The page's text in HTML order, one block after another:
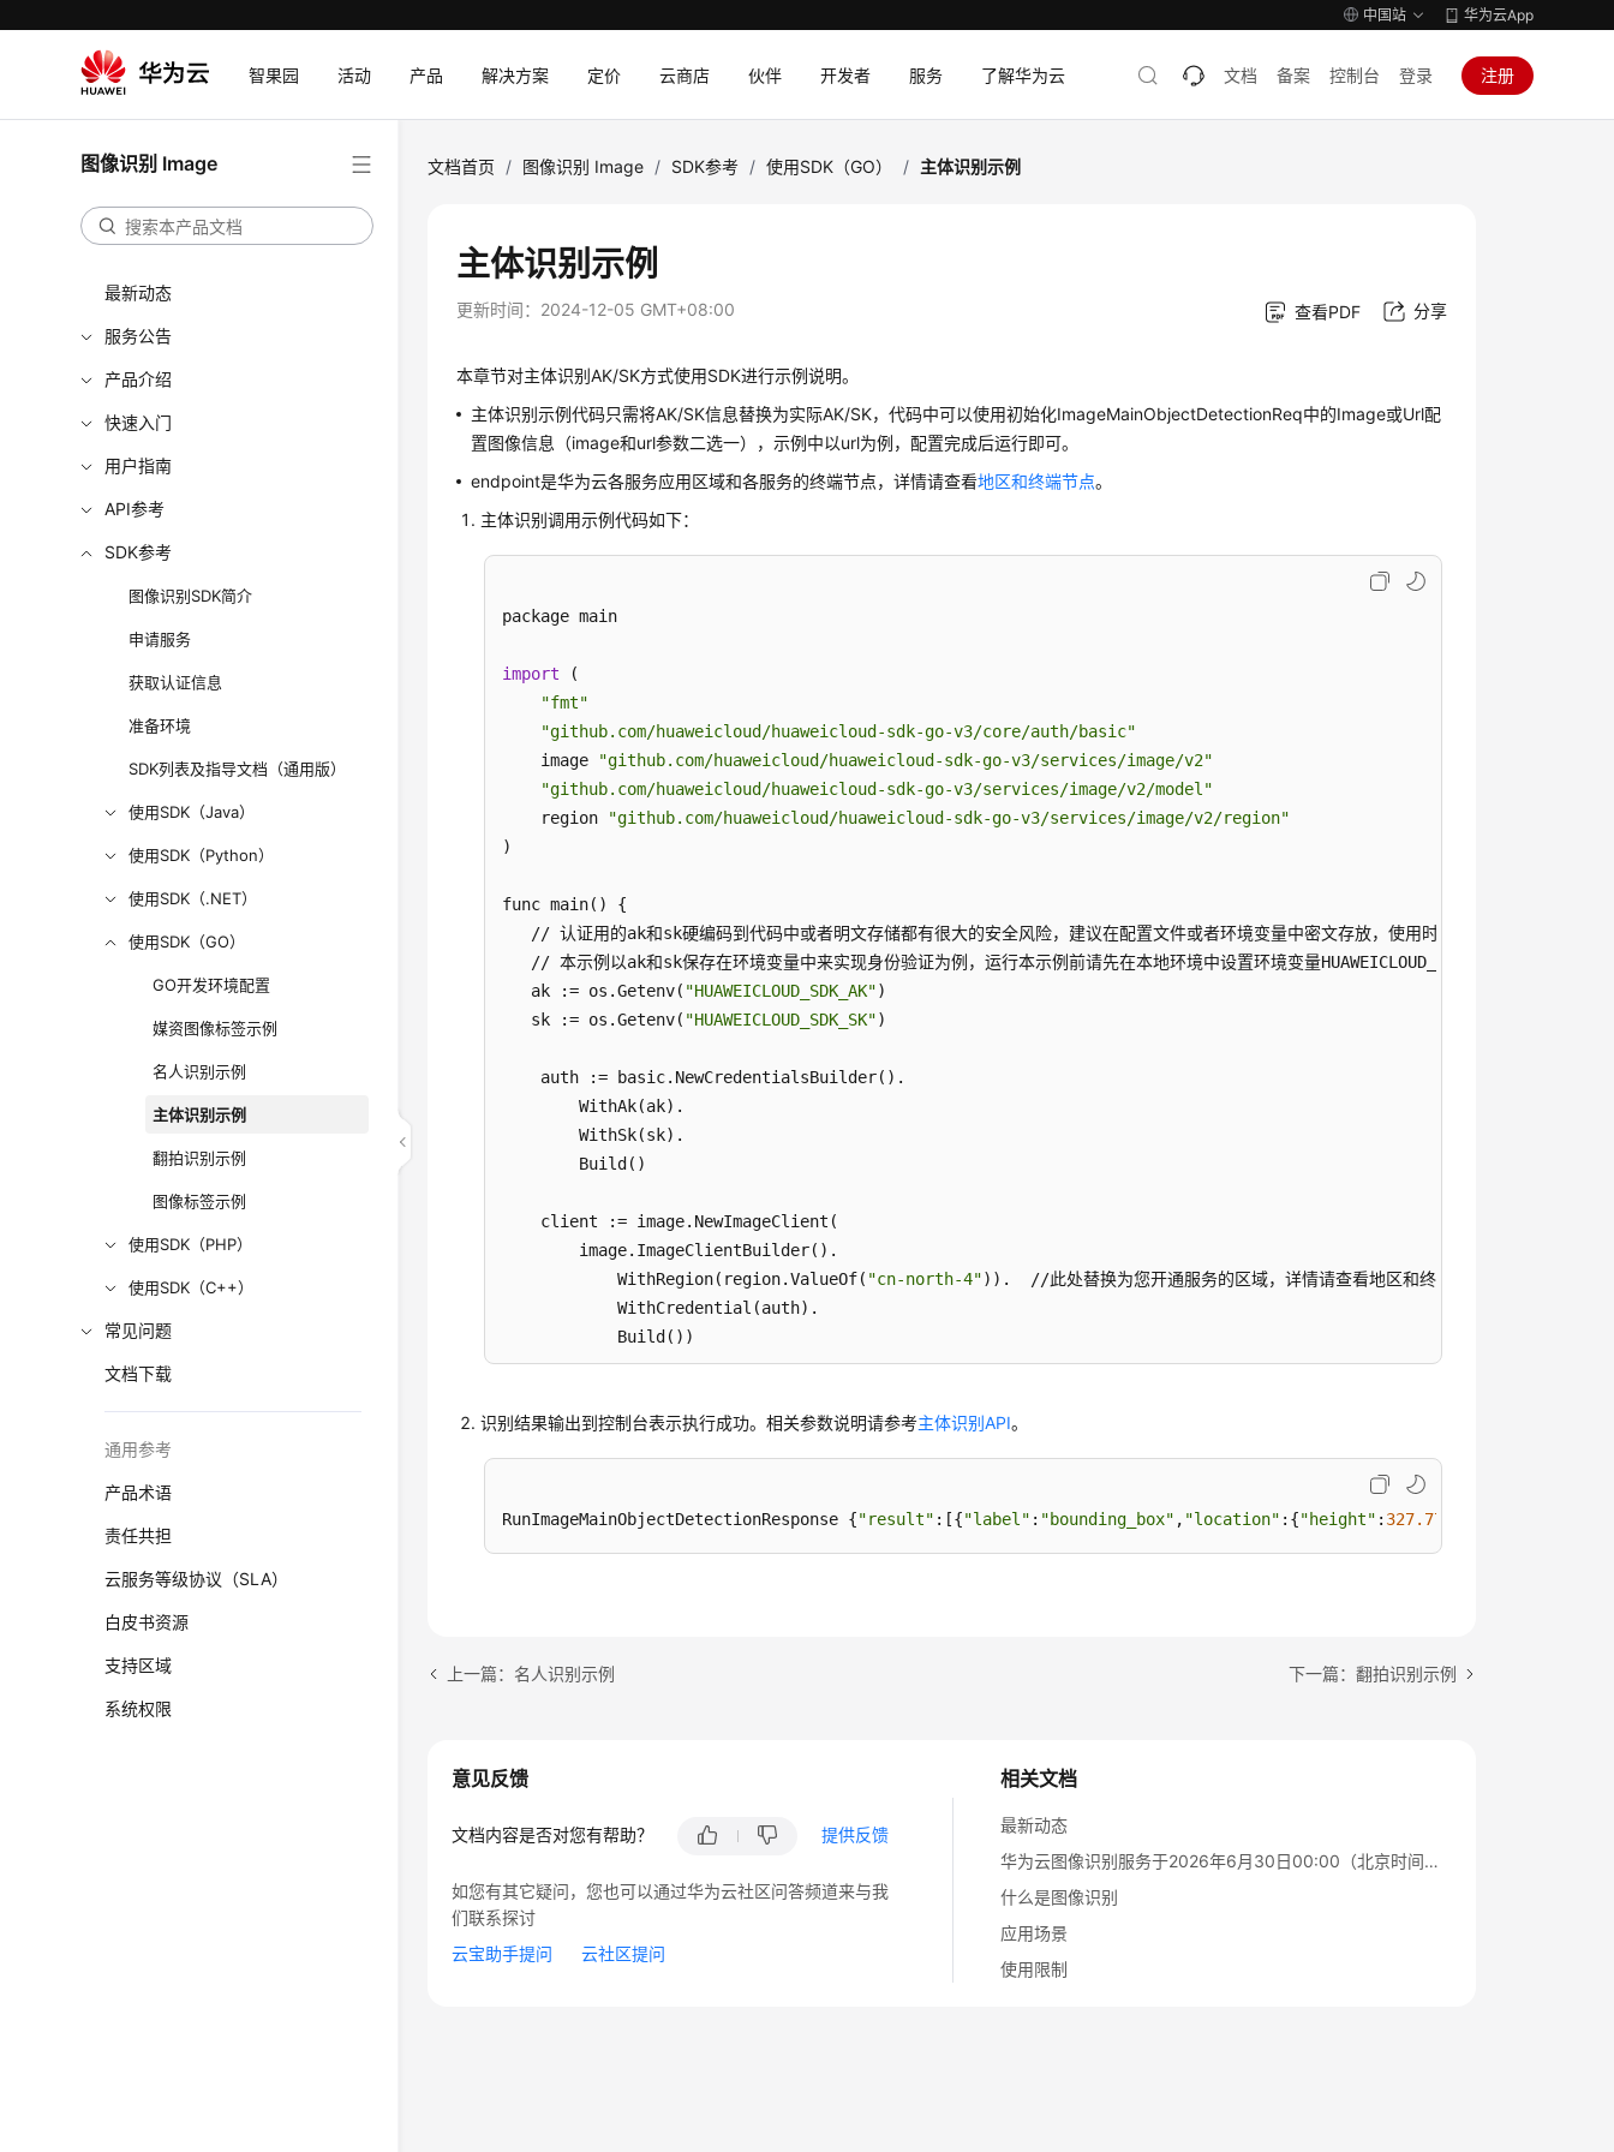
中国站 华为云App
智果园 活动 产品 解决方案 定价 云商店 伙伴 开发者 服务 了解华为云 文档 备案 控制台 登录 注册
图像识别 Image
最新动态
服务公告
产品介绍
快速入门
用户指南
API参考
SDK参考
图像识别SDK简介
申请服务
获取认证信息
准备环境
SDK列表及指导文档（通用版）
使用SDK（Java）
使用SDK（Python）
使用SDK（.NET）
使用SDK（GO）
GO开发环境配置
媒资图像标签示例
名人识别示例
主体识别示例
翻拍识别示例
图像标签示例
使用SDK（PHP）
使用SDK（C++）
常见问题
文档下载
通用参考
产品术语
责任共担
云服务等级协议（SLA）
白皮书资源
支持区域
系统权限
文档首页 / 图像识别 Image / SDK参考 / 使用SDK（GO） / 主体识别示例
主体识别示例
更新时间： 2024-12-05 GMT+08:00 查看PDF 分享
本章节对主体识别AK/SK方式使用SDK进行示例说明。
主体识别示例代码只需将AK/SK信息替换为实际AK/SK，代码中可以使用初始化ImageMainObjectDetectionReq中的Image或Url配
置图像信息（image和url参数二选一），示例中以url为例，配置完成后运行即可。
endpoint是华为云各服务应用区域和各服务的终端节点，详情请查看地区和终端节点。
主体识别调用示例代码如下：
package main
import (
"fmt"
"github.com/huaweicloud/huaweicloud-sdk-go-v3/core/auth/basic"
    image
"github.com/huaweicloud/huaweicloud-sdk-go-v3/services/image/v2"
"github.com/huaweicloud/huaweicloud-sdk-go-v3/services/image/v2/model"
    region
"github.com/huaweicloud/huaweicloud-sdk-go-v3/services/image/v2/region"
)
func main() {
   // 认证用的ak和sk硬编码到代码中或者明文存储都有很大的安全风险，建议在配置文件或者环境变量中密文存放，使用时解密，确保安全；
// 本示例以ak和sk保存在环境变量中来实现身份验证为例，运行本示例前请先在本地环境中设置环境变量HUAWEICLOUD_SDK_AK和
   ak := os.Getenv(
"HUAWEICLOUD_SDK_AK")
   sk := os.Getenv(
"HUAWEICLOUD_SDK_SK")
    auth := basic.NewCredentialsBuilder().
        WithAk(ak).
        WithSk(sk).
        Build()
    client := image.NewImageClient(
        image.ImageClientBuilder().
            WithRegion(region.ValueOf(
"cn-north-4")).  //此处替换为您开通服务的区域，详情请查看地区和终端节点.
            WithCredential(auth).
            Build())
    thresholdImageMainObjectDetectionReq:= float32(
30)
        Threshold: &thresholdImageMainObjectDetectionReq,
    }
else {
}
识别结果输出到控制台表示执行成功。相关参数说明请参考主体识别API。
RunImageMainObjectDetectionResponse {"result" :[{"label" : "bounding_box" , "location" :{"height" : 327.77
上一篇：名人识别示例 下一篇：翻拍识别示例
相关文档
最新动态
华为云图像识别服务于2026年6月30日00:00（北京时间）停售通知
什么是图像识别
应用场景
使用限制
意见反馈
文档内容是否对您有帮助？ 提供反馈
如您有其它疑问，您也可以通过华为云社区问答频道来与我
们联系探讨
云宝助手提问
云社区提问